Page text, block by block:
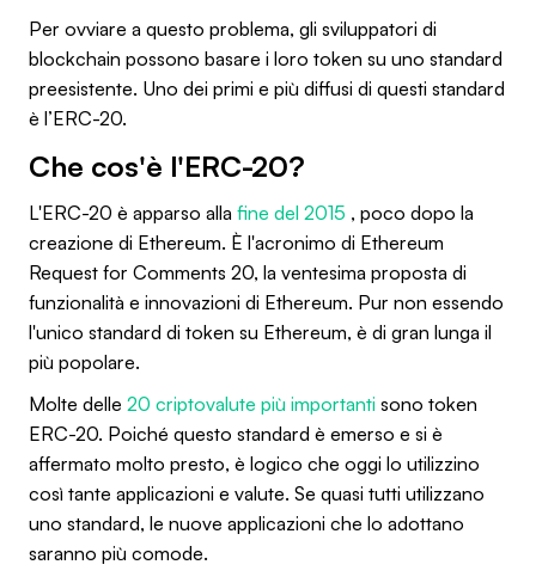
Per ovviare a questo problema, gli sviluppatori di
blockchain possono basare i loro token su uno standard
preesistente. Uno dei primi e più diffusi di questi standard
è l’ERC-20.
Che cos'è l'ERC-20?
L'ERC-20 è apparso alla fine del 2015 , poco dopo la
creazione di Ethereum. È l'acronimo di Ethereum
Request for Comments 20, la ventesima proposta di
funzionalità e innovazioni di Ethereum. Pur non essendo
l'unico standard di token su Ethereum, è di gran lunga il
più popolare.
Molte delle 20 criptovalute più importanti sono token
ERC-20. Poiché questo standard è emerso e si è
affermato molto presto, è logico che oggi lo utilizzino
così tante applicazioni e valute. Se quasi tutti utilizzano
uno standard, le nuove applicazioni che lo adottano
saranno più comode.